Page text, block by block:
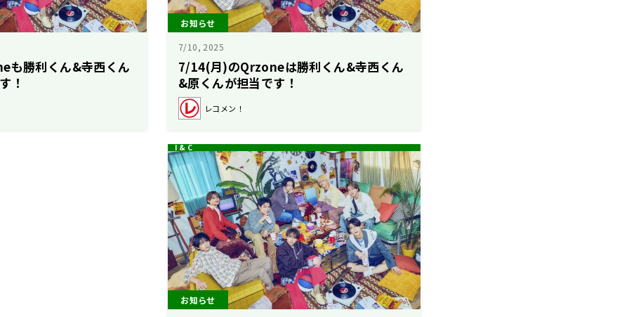
も勝利くん&寺西くん
！
お知らせ
7/10, 2025
7/14(月)のQrzoneは勝利くん&寺西くん
&原くんが担当です！
レコメン！
お知らせ